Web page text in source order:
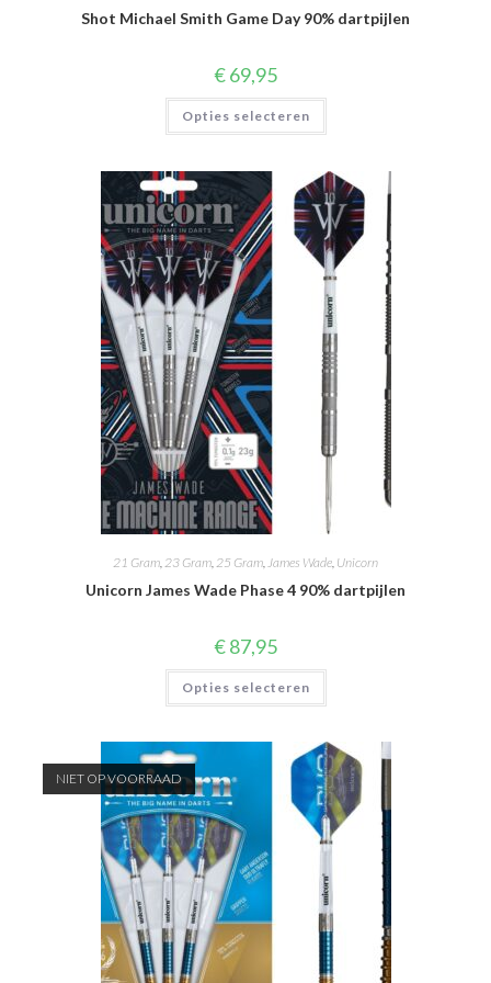
Shot Michael Smith Game Day 90% dartpijlen
€69,95
Opties selecteren
Dit
heeft
Deze
optie
kan
gekozen
worden
op
de
productpagina
21 Gram 23 Gram 25 Gram James Wade Unicorn
Unicorn James Wade Phase 4 90% dartpijlen
€87,95
Opties selecteren
Dit
heeft
Deze
optie
kan
gekozen
worden
op
de
productpagina
NIET OP VOORRAAD